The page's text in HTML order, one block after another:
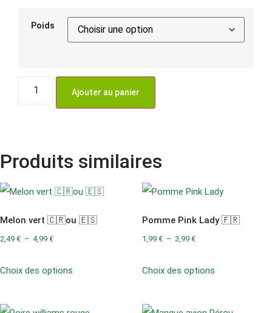
Poids
Ajouter au panier
Produits similaires
Melon vert 🇨🇷ou 🇪🇸
2,49 € – 4,99 €
Choix des options
Pomme Pink Lady 🇫🇷
1,99 € – 3,99 €
Choix des options